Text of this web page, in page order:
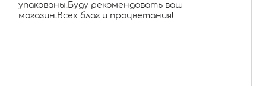
упакованы.Буду рекомендовать ваш
магазин.Всех благ и процветания!